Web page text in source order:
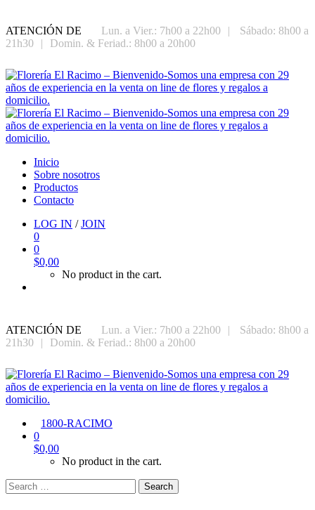
ATENCIÓN DE Lun. a Vier.: 7h00 a 22h00 |
Sábado: 8h00 a
21h30
| Domin. & Feriad.: 8h00 a 20h00
Inicio
Sobre nosotros
Productos
Contacto
LOG IN /JOIN
0
0
$0,00
No product in the cart.
ATENCIÓN DE Lun. a Vier.: 7h00 a 22h00 |
Sábado: 8h00 a
21h30
| Domin. & Feriad.: 8h00 a 20h00
1800-RACIMO
0
$0,00
No product in the cart.
Search